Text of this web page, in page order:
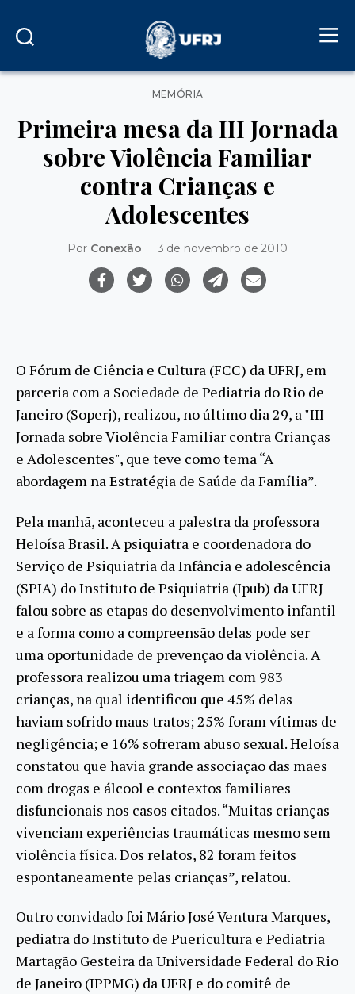
Categorias
MEMÓRIA
Primeira mesa da III Jornada
sobre Violência Familiar
contra Crianças e
Adolescentes
Por Conexão 3 de novembro de 2010
O Fórum de Ciência e Cultura (FCC) da UFRJ, em
parceria com a Sociedade de Pediatria do Rio de
Janeiro (Soperj), realizou, no último dia 29, a "III
Jornada sobre Violência Familiar contra Crianças
e Adolescentes", que teve como tema “A
abordagem na Estratégia de Saúde da Família”.
Pela manhã, aconteceu a palestra da professora
Heloísa Brasil. A psiquiatra e coordenadora do
Serviço de Psiquiatria da Infância e adolescência
(SPIA) do Instituto de Psiquiatria (Ipub) da UFRJ
falou sobre as etapas do desenvolvimento infantil
e a forma como a compreensão delas pode ser
uma oportunidade de prevenção da violência. A
professora realizou uma triagem com 983
crianças, na qual identificou que 45% delas
haviam sofrido maus tratos; 25% foram vítimas de
negligência; e 16% sofreram abuso sexual. Heloísa
constatou que havia grande associação das mães
com drogas e álcool e contextos familiares
disfuncionais nos casos citados. “Muitas crianças
vivenciam experiências traumáticas mesmo sem
violência física. Dos relatos, 82 foram feitos
espontaneamente pelas crianças”, relatou.
Outro convidado foi Mário José Ventura Marques,
pediatra do Instituto de Puericultura e Pediatria
Martagão Gesteira da Universidade Federal do Rio
de Janeiro (IPPMG) da UFRJ e do comitê de